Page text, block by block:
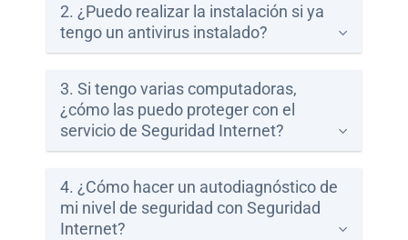
Paga
Recibo
Ayuda
2. ¿Puedo realizar la instalación si ya
tengo un antivirus instalado?
3. Si tengo varias computadoras,
¿cómo las puedo proteger con el
servicio de Seguridad Internet?
4. ¿Cómo hacer un autodiagnóstico de
mi nivel de seguridad con Seguridad
Internet?